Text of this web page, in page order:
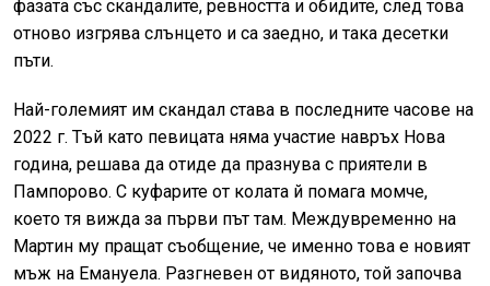
фазата със скандалите, ревността и обидите, след това
отново изгрява слънцето и са заедно, и така десетки
пъти.
Най-големият им скандал става в последните часове на
2022 г. Тъй като певицата няма участие навръх Нова
година, решава да отиде да празнува с приятели в
Пампорово. С куфарите от колата й помага момче,
което тя вижда за първи път там. Междувременно на
Мартин му пращат съобщение, че именно това е новият
мъж на Емануела. Разгневен от видяното, той започва